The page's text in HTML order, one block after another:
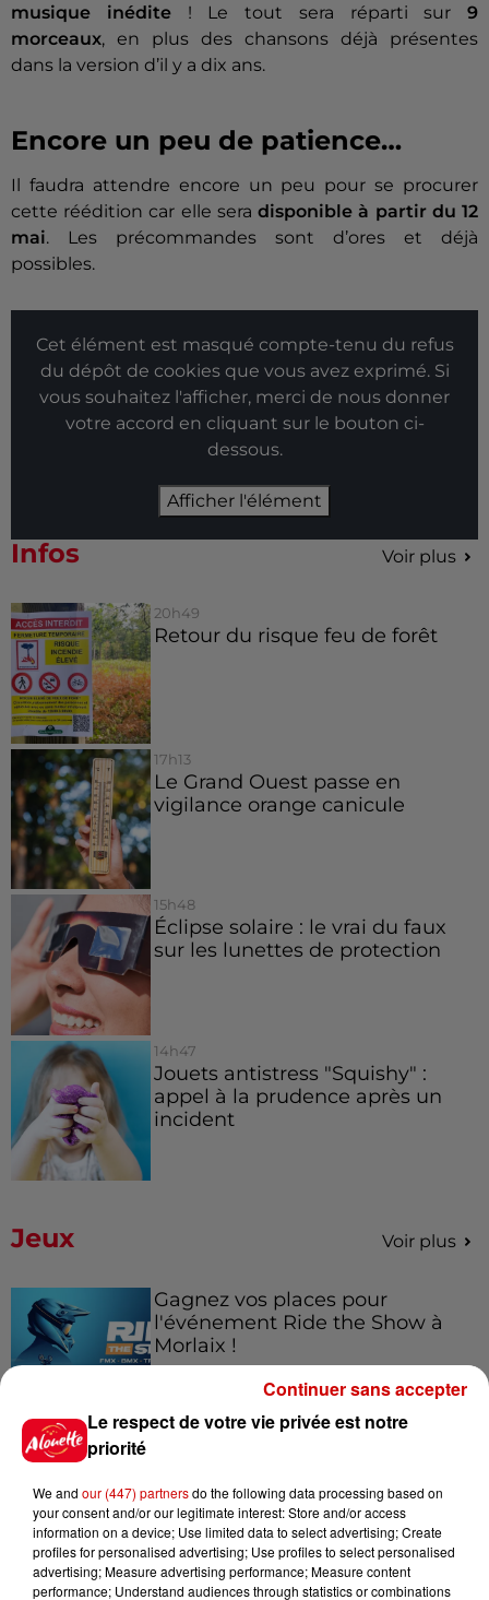
musique inédite ! Le tout sera réparti sur 9
morceaux, en plus des chansons déjà présentes
dans la version d’il y a dix ans.
Encore un peu de patience…
Il faudra attendre encore un peu pour se procurer
cette réédition car elle seradisponible à partir du 12
mai. Les précommandes sont d’ores et déjà
possibles.
Cet élément est masqué compte-tenu du refus
du dépôt de cookies que vous avez exprimé. Si
vous souhaitez l'afficher, merci de nous donner
votre accord en cliquant sur le bouton ci-
dessous.
Afficher l'élément
Infos Voir plus
20h49
Retour du risque feu de forêt
17h13
Le Grand Ouest passe en
vigilance orange canicule
15h48
Éclipse solaire : le vrai du faux
sur les lunettes de protection
14h47
Jouets antistress "Squishy" :
appel à la prudence après un
incident
Jeux Voir plus
Gagnez vos places pour
l'événement Ride the Show à
Morlaix !
à Coulon !
Le Duel - Gagnez vos entrées
Le respect de votre vie privée est notre
priorité
We and our (447) partnersdo the following data processing based on
your consent and/or our legitimate interest: Store and/or access
information on a device; Use limited data to select advertising; Create
profiles for personalised advertising; Use profiles to select personalised
advertising; Measure advertising performance; Measure content
performance; Understand audiences through statistics or combinations
Continuer sans accepter